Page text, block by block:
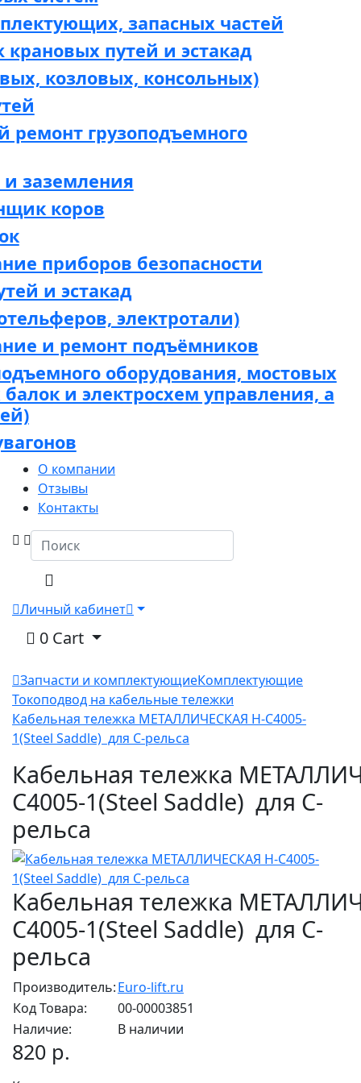
запасных частей
путей и эстакад
козловых, консольных)
грузоподъемного
заземления
коров
приборов безопасности
и эстакад
электротали)
и ремонт подъёмников
оборудования, мостовых
и электросхем управления, а
О компании
Отзывы
Контакты
Личный кабинет
0 Cart
Запчасти и комплектующиеКомплектующие
Токоподвод на кабельные тележки
Кабельная тележка МЕТАЛЛИЧЕСКАЯ H-C4005-
1(Steel Saddle) для С-рельса
Кабельная тележка
C4005-1(Steel Saddle) для С-
рельса
Кабельная тележка
C4005-1(Steel Saddle) для С-
рельса
Производитель:Euro-lift.ru
Код Товара:
00-00003851
Наличие:
В наличии
820 р.